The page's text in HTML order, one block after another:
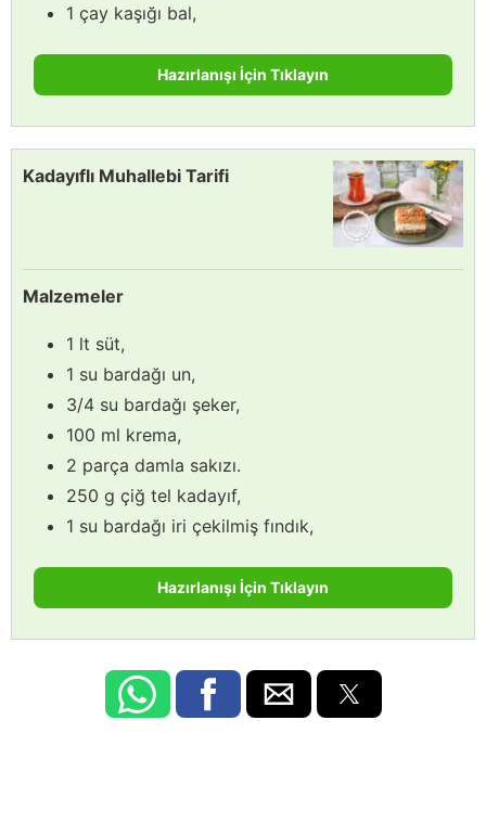
1 çay kaşığı bal,
Hazırlanışı İçin Tıklayın
Kadayıflı Muhallebi Tarifi
Malzemeler
1 lt süt,
1 su bardağı un,
3/4 su bardağı şeker,
100 ml krema,
2 parça damla sakızı.
250 g çiğ tel kadayıf,
1 su bardağı iri çekilmiş fındık,
Hazırlanışı İçin Tıklayın